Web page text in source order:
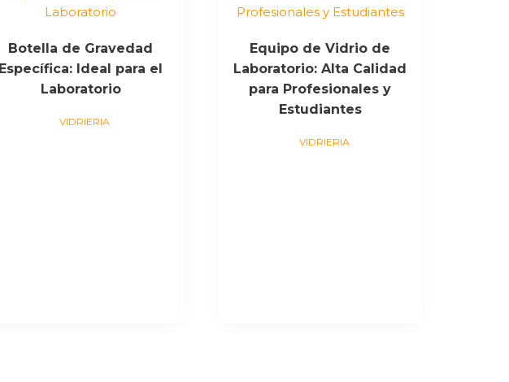
Botella de Gravedad
Específica: Ideal para el
Laboratorio
VIDRIERIA
Equipo de Vidrio de
Laboratorio: Alta Calidad
para Profesionales y
Estudiantes
VIDRIERIA